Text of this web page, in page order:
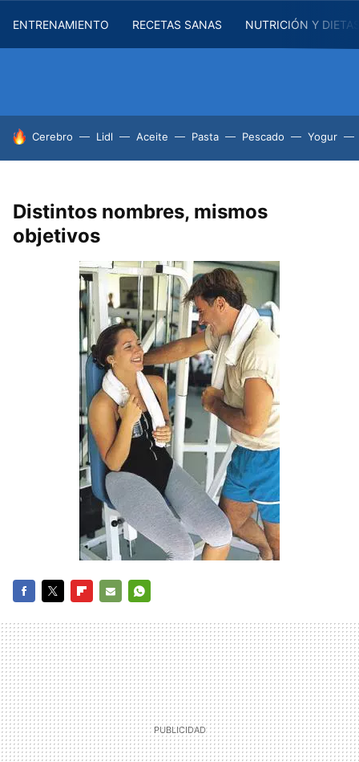
ENTRENAMIENTO RECETAS SANAS NUTRICIÓN Y
HOY SE HABLA DE
Cerebro Lidl Aceite Pasta Pescado Yogur
Distintos nombres, mismos
objetivos
MAIL